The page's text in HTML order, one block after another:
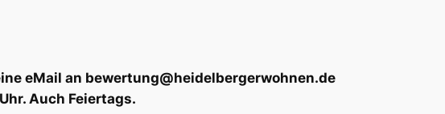
eMail an bewertung@heidelbergerwohnen.de
Auch Feiertags.